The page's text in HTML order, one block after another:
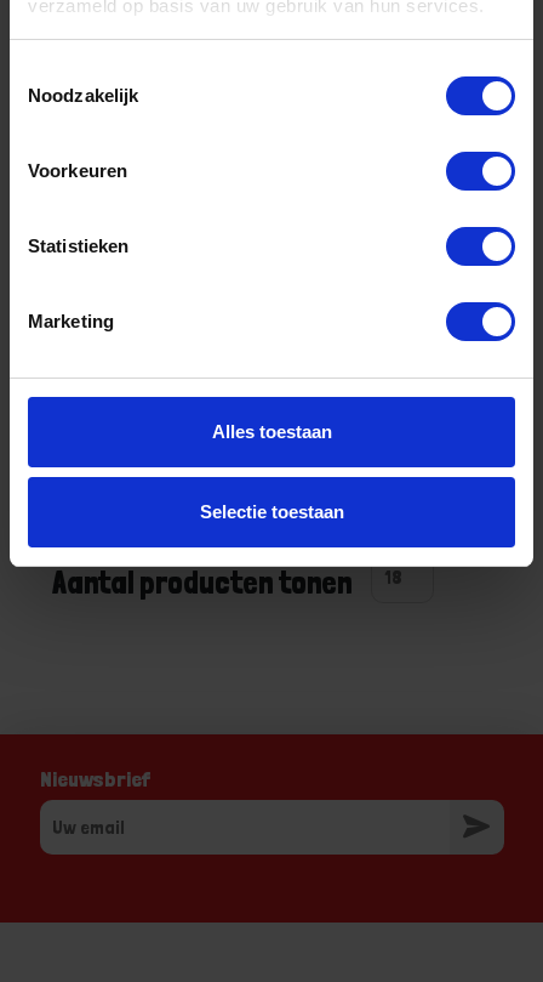
verzameld op basis van uw gebruik van hun services.
Noodzakelijk
Voorkeuren
Statistieken
Marketing
Alles toestaan
Selectie toestaan
1662SP2
Artikelnummer merk: 016620910
€ 150,64 incl. BTW
Bestel nu!
Aantal producten tonen
Nieuwsbrief